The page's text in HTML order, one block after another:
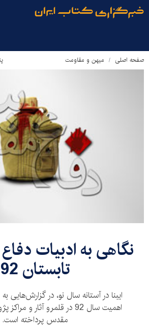
صفحه اصلی میهن و مقاومت
نگاهی به ادبیات
تابستان 92
ایبنا در آستانه سال نو، در گزارش‌هایی
اهمیت سال 92 در قلمرو آثار و
مقدس پرداخته است.